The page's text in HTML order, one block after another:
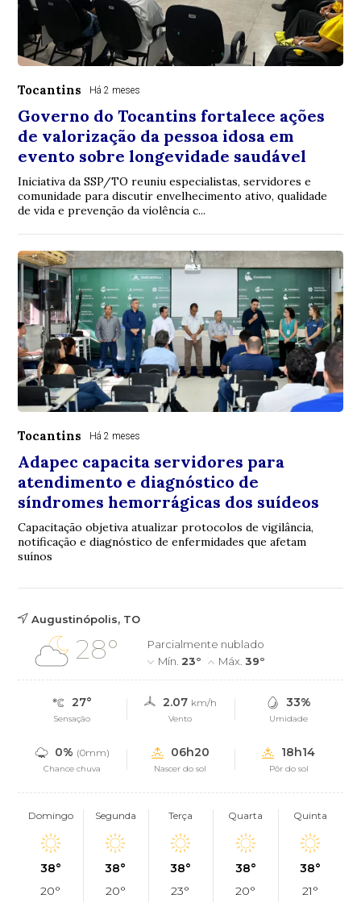
Tocantins Há 2 meses
Governo do Tocantins fortalece ações
de valorização da pessoa idosa em
evento sobre longevidade saudável
Iniciativa da SSP/TO reuniu especialistas, servidores e
comunidade para discutir envelhecimento ativo, qualidade
de vida e prevenção da violência c...
Tocantins Há 2 meses
Adapec capacita servidores para
atendimento e diagnóstico de
síndromes hemorrágicas dos suídeos
Capacitação objetiva atualizar protocolos de vigilância,
notificação e diagnóstico de enfermidades que afetam
suínos
Augustinópolis, TO
28°
Parcialmente nublado
Mín.23° Máx.39°
27°
Sensação
2.07 km/h
Vento
33%
Umidade
0% (0mm)
Chance chuva
06h20
Nascer do sol
18h14
Pôr do sol
Domingo
38°
20°
Segunda
38°
20°
Terça
38°
23°
Quarta
38°
20°
Quinta
38°
21°